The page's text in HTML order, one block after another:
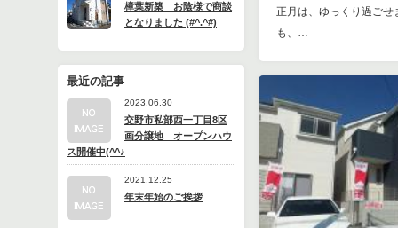
樟葉新築 お陰様で商談
となりました (#^.^#)
最近の記事
2023.06.30
交野市私部西一丁目8区
画分譲地 オープンハウ
ス開催中(^^♪
2021.12.25
年末年始のご挨拶
正月は、ゆっくり過ごせ
も、…